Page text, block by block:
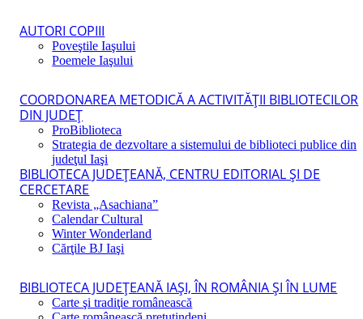
AUTORI COPIII
Poveştile Iaşului
Poemele Iaşului
COORDONAREA METODICĂ A ACTIVITĂŢII BIBLIOTECILOR
DIN JUDEŢ
ProBiblioteca
Strategia de dezvoltare a sistemului de biblioteci publice din
judeţul Iaşi
BIBLIOTECA JUDEŢEANĂ, CENTRU EDITORIAL ŞI DE
CERCETARE
Revista „Asachiana”
Calendar Cultural
Winter Wonderland
Cărţile BJ Iaşi
BIBLIOTECA JUDEŢEANĂ IAŞI, ÎN ROMÂNIA ŞI ÎN LUME
Carte şi tradiţie românească